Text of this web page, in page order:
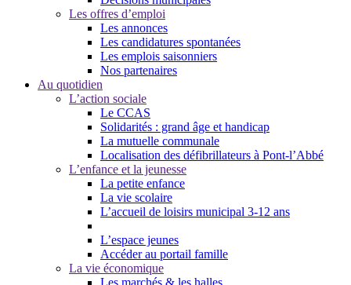
Les offres d’emploi
Les annonces
Les candidatures spontanées
Les emplois saisonniers
Nos partenaires
Au quotidien
L’action sociale
Le CCAS
Solidarités : grand âge et handicap
La mutuelle communale
Localisation des défibrillateurs à Pont-l’Abbé
L’enfance et la jeunesse
La petite enfance
La vie scolaire
L’accueil de loisirs municipal 3-12 ans
L’espace jeunes
Accéder au portail famille
La vie économique
Les marchés & les halles